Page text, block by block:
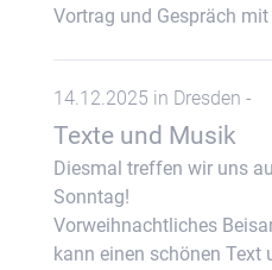
Vortrag und Gespräch
14.12.2025 in Dresden -
Texte und Musik
Diesmal treffen wir uns
Sonntag!
Vorweihnachtliches
kann einen schönen